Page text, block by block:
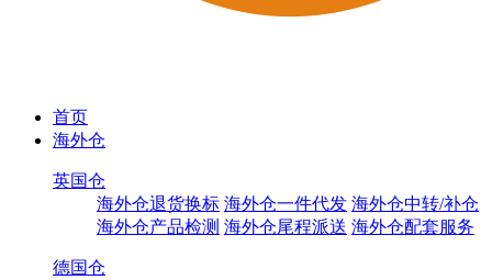
首页
海外仓
英国仓
海外仓退货换标 海外仓一件代发 海外仓中转/补仓
海外仓产品检测 海外仓尾程派送 海外仓配套服务
德国仓